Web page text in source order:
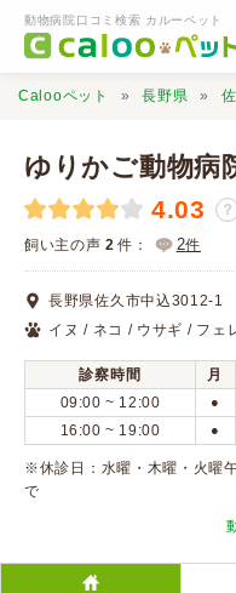
動物病院口コミ検索 カルーペット
動物病院検索
口コミ検索
Calooペットとは？
口コミ投稿
Calooペット 長野県
ゆりかご動物病
4.03 ？
飼い主の声 2 件： 2件
長野県佐久市中込3012-1
イヌ / ネコ / ウサギ / フェ
診察時間 月
09:00 ~ 12:00
●
16:00 ~ 19:00 ●
※休診日：水曜・木曜・火曜
で